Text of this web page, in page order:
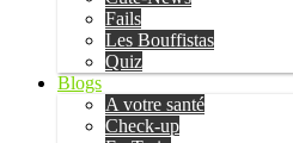
Fails
Les Bouffistas
Quiz
Blogs
A votre santé
Check-up